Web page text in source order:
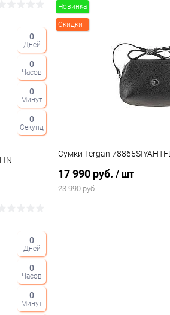
Купить в 1 клик
0
Дней
0
Часов
0
Минут
0
Секунд
Новинка
Скидки
Сумки Tergan
17 990 руб. / шт
23 990 руб.
0
Дней
0
Часов
0
Минут